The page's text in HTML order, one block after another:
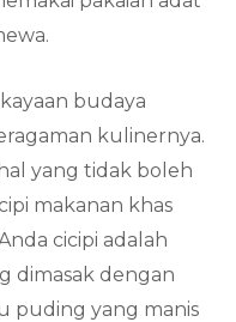
budaya
kulinernya.
yang tidak boleh
makanan khas
cicipi adalah
dimasak dengan
puding yang manis